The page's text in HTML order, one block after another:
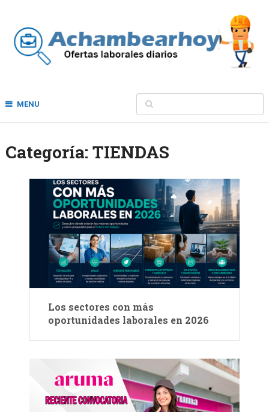
MENU
Categoría: TIENDAS
Los sectores con más
oportunidades laborales en 2026